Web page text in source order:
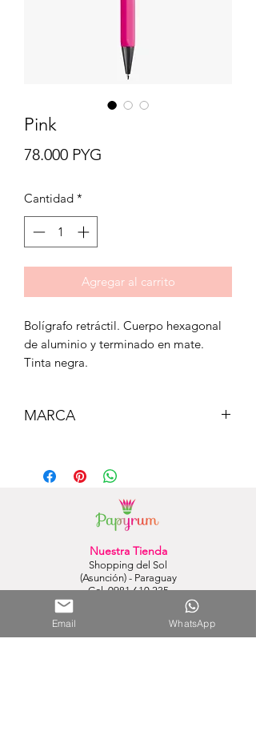
Pink
78.000 PYG
Cantidad *
Agregar al carrito
Bolígrafo retráctil. Cuerpo hexagonal
de aluminio y terminado en mate.
Tinta negra.
MARCA
Nuestra Tienda
Shopping del Sol
(Asunción) - Paraguay
Cel.0981 610 235
Nuestra Tienda Online
WhatsApp:0981 756 792
Email WhatsApp